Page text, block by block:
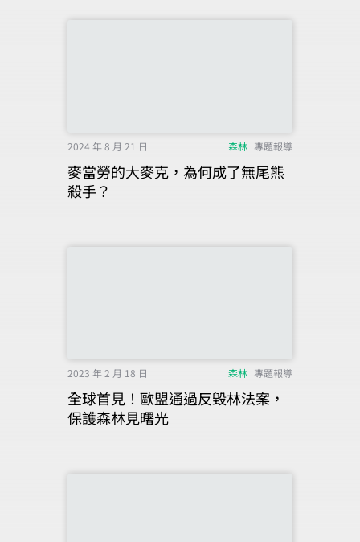
2024 年 8 月 21 日 森林 專題報導
麥當勞的大麥克，為何成了無尾熊
殺手？
2023 年 2 月 18 日 森林 專題報導
全球首見！歐盟通過反毀林法案，
保護森林見曙光